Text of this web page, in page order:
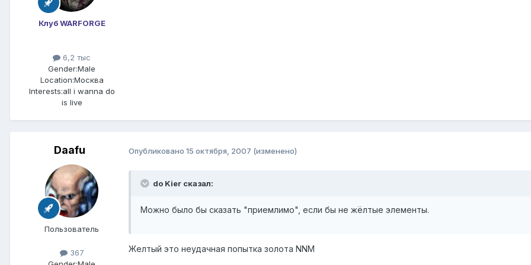
Клуб WARFORGE
6,2 тыс
Gender:Male
Location:Москва
Interests:all i wanna do
is live
Daafu
Пользователь
367
Опубликовано 15 октября, 2007 (изменено)
do Kier сказал:
Можно было бы сказать "приемлимо", если бы не жёлтые элементы.
Желтый это неудачная попытка золота NNM